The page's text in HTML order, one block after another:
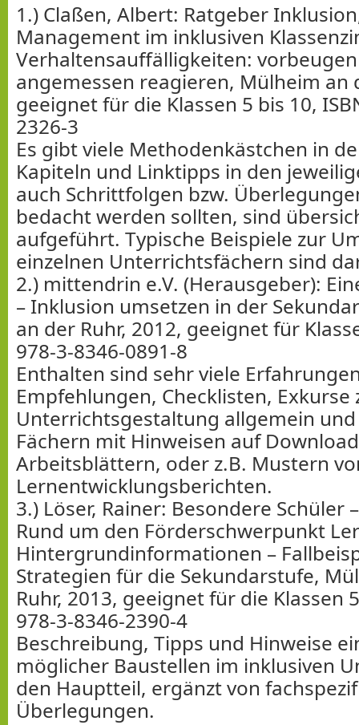
1.) Claßen, Albert: Ratgeber
Management im inklusiven
Verhaltensauffälligkeiten:
angemessen reagieren, Mülheim an
geeignet für die Klassen 5 bis 10,
2326-3
Es gibt viele Methodenkästchen in
Kapiteln und Linktipps in den
auch Schrittfolgen bzw.
bedacht werden sollten, sind
aufgeführt. Typische Beispiele zur
einzelnen Unterrichtsfächern sind
2.) mittendrin e.V. (Herausgeber):
– Inklusion umsetzen in der
an der Ruhr, 2012, geeignet für
978-3-8346-0891-8
Enthalten sind sehr viele
Empfehlungen, Checklisten, Exkurse
Unterrichtsgestaltung allgemein und
Fächern mit Hinweisen auf
Arbeitsblättern, oder z.B. Mustern
Lernentwicklungsberichten.
3.) Löser, Rainer: Besondere Schüler
Rund um den Förderschwerpunkt
Hintergrundinformationen –
Strategien für die Sekundarstufe,
Ruhr, 2013, geeignet für die Klassen
978-3-8346-2390-4
Beschreibung, Tipps und Hinweise
möglicher Baustellen im inklusiven
den Hauptteil, ergänzt von
Überlegungen.